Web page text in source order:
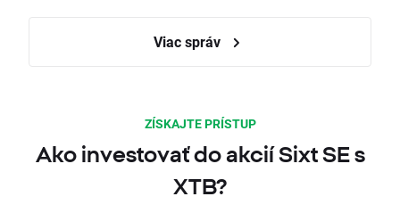
Viac správ
ZÍSKAJTE PRÍSTUP
Ako investovať do akcií Sixt SE s
XTB?